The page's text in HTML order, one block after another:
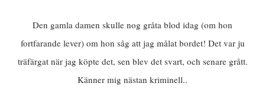
Den gamla damen skulle nog gråta blod idag (om hon
fortfarande lever) om hon såg att jag målat bordet! Det var ju
träfärgat när jag köpte det, sen blev det svart, och senare grått.
Känner mig nästan kriminell..